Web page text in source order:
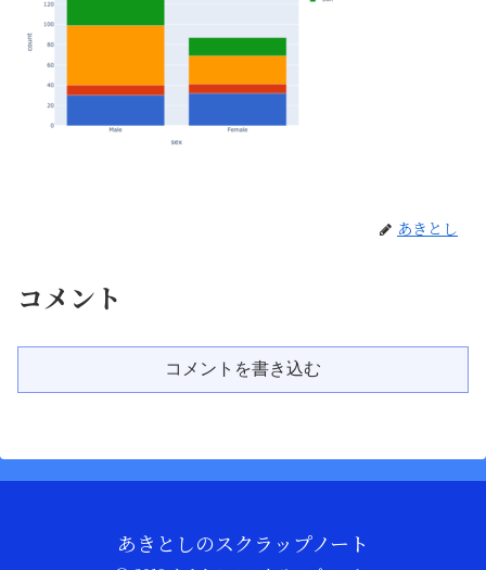
あきとし
コメント
コメントを書き込む
あきとしのスクラップノート